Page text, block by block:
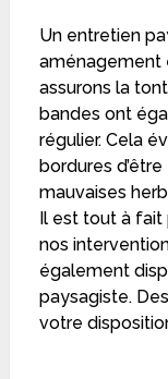
Un entretien
aménagement
assurons la
bandes ont
régulier. Cela
bordures
mauvaises
Il est tout à
nos
également
paysagiste.
votre